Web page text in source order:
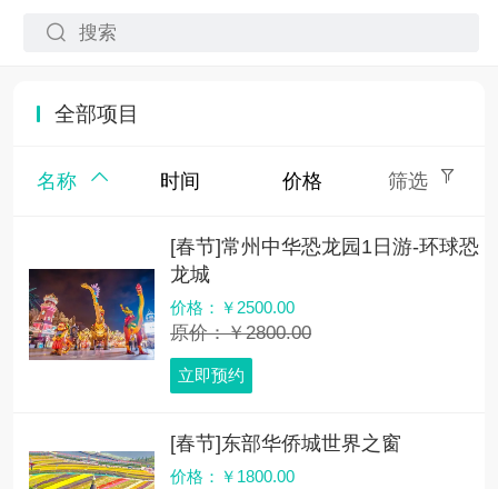
全部项目
名称 时间 价格 筛选
[春节]常州中华恐龙园1日游-环球恐
龙城
价格：￥2500.00
原价：￥2800.00
立即预约
[春节]东部华侨城世界之窗
价格：￥1800.00